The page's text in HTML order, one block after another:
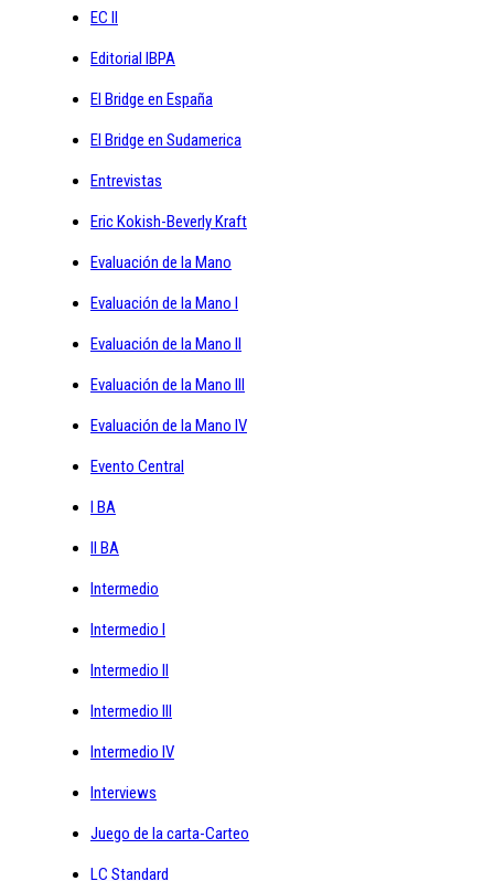
EC II
Editorial IBPA
El Bridge en España
El Bridge en Sudamerica
Entrevistas
Eric Kokish-Beverly Kraft
Evaluación de la Mano
Evaluación de la Mano I
Evaluación de la Mano II
Evaluación de la Mano III
Evaluación de la Mano IV
Evento Central
I BA
II BA
Intermedio
Intermedio I
Intermedio II
Intermedio III
Intermedio IV
Interviews
Juego de la carta-Carteo
LC Standard